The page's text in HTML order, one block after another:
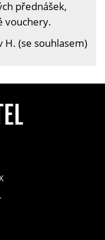
přednášek,
vouchery.
H. (se souhlasem)